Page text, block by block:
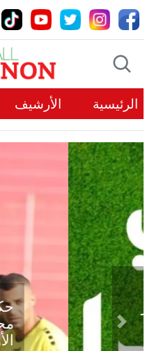
الرئيسية الأرشيف
حكاية نجاح
محسن وتنتهي
الأولىPrevious